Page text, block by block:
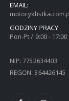
EMAIL:
GODZINY PRACY:
Pon-Pt / 9:00 - 17:00
NIP: 7752634403
REGON: 364426145